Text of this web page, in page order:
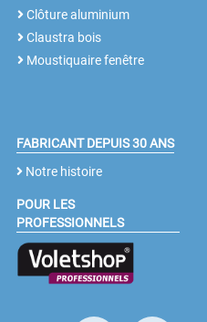
Clôture aluminium
Claustra bois
Moustiquaire fenêtre
FABRICANT DEPUIS 30 ANS
Notre histoire
POUR LES
PROFESSIONNELS